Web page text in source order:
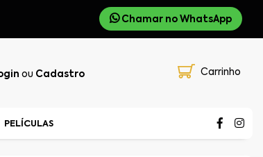
Chamar no WhatsApp
ou Cadastro Carrinho
PELÍCULAS